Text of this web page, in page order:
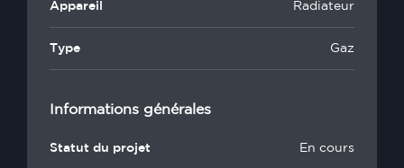
Appareil Radiateur
Type Gaz
Informations générales
Statut du projet En cours